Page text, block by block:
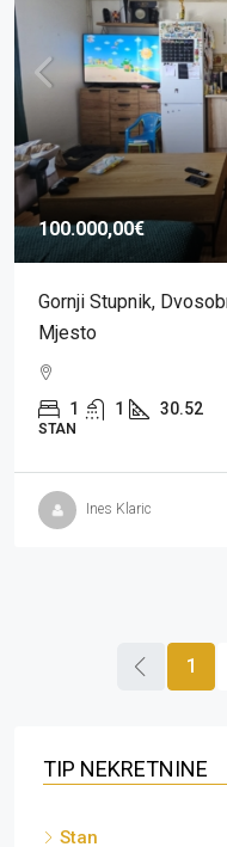
100.000,00€
Gornji Stupnik,
Mjesto
1 1 30.52
STAN
Ines Klaric
1
TIP NEKRETNINE
Stan